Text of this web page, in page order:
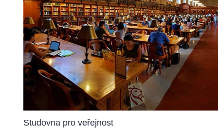
Studovna pro veřejnost